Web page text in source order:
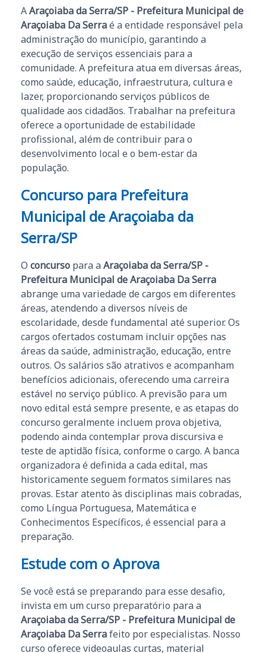
AAraçoiaba da Serra/SP - Prefeitura Municipal de
Araçoiaba Da Serraé a entidade responsável pela
administração do município, garantindo a
execução de serviços essenciais para a
comunidade. A prefeitura atua em diversas áreas,
como saúde, educação, infraestrutura, cultura e
lazer, proporcionando serviços públicos de
qualidade aos cidadãos. Trabalhar na prefeitura
oferece a oportunidade de estabilidade
profissional, além de contribuir para o
desenvolvimento local e o bem-estar da
população.
Concurso para Prefeitura
Municipal de Araçoiaba da
Serra/SP
O concurso para a Araçoiaba da Serra/SP -
Prefeitura Municipal de Araçoiaba Da Serra
abrange uma variedade de cargos em diferentes
áreas, atendendo a diversos níveis de
escolaridade, desde fundamental até superior. Os
cargos ofertados costumam incluir opções nas
áreas da saúde, administração, educação, entre
outros. Os salários são atrativos e acompanham
benefícios adicionais, oferecendo uma carreira
estável no serviço público. A previsão para um
novo edital está sempre presente, e as etapas do
concurso geralmente incluem prova objetiva,
podendo ainda contemplar prova discursiva e
teste de aptidão física, conforme o cargo. A banca
organizadora é definida a cada edital, mas
historicamente seguem formatos similares nas
provas. Estar atento às disciplinas mais cobradas,
como Língua Portuguesa, Matemática e
Conhecimentos Específicos, é essencial para a
preparação.
Estude com o Aprova
Se você está se preparando para esse desafio,
invista em um curso preparatório para a
Araçoiaba da Serra/SP - Prefeitura Municipal de
Araçoiaba Da Serrafeito por especialistas. Nosso
curso oferece videoaulas curtas, material